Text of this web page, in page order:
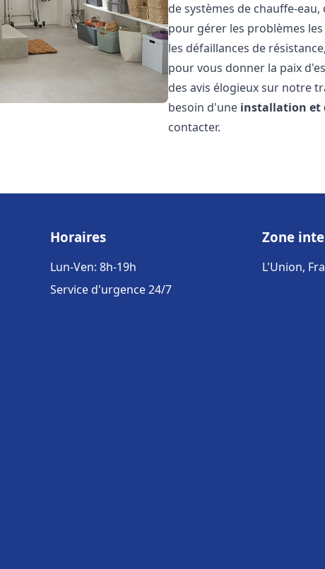
de systèmes de chauffe-
pour gérer les problèmes
les défaillances de
pour vous donner la paix
des avis élogieux sur notre
besoin d'une installation et
contacter.
Horaires
Lun-Ven: 8h-19h
Service d'urgence 24/7
Zone
L'Union,